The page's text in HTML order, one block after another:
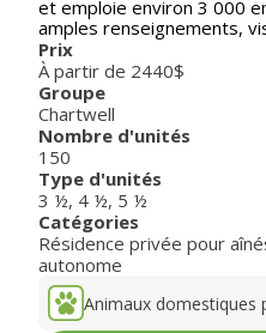
et emploie environ 3 000
amples renseignements,
Prix
À partir de 2440$
Groupe
Chartwell
Nombre d'unités
150
Type d'unités
3 ½, 4 ½, 5 ½
Catégories
Résidence privée pour
autonome
Animaux domestiques